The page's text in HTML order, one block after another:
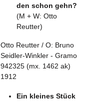
den schon gehn?
(M + W: Otto
Reutter)
Otto Reutter / O: Bruno
Seidler-Winkler - Gramo
942325 (mx. 1462 ak)
1912
Ein kleines Stück